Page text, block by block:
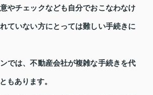
やチェックなども自分でおこなわなけ
ていない方にとっては難しい手続きに
では、不動産会社が複雑な手続きを代
もあります。